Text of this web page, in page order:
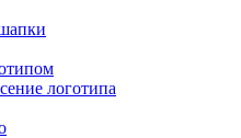
логотипа